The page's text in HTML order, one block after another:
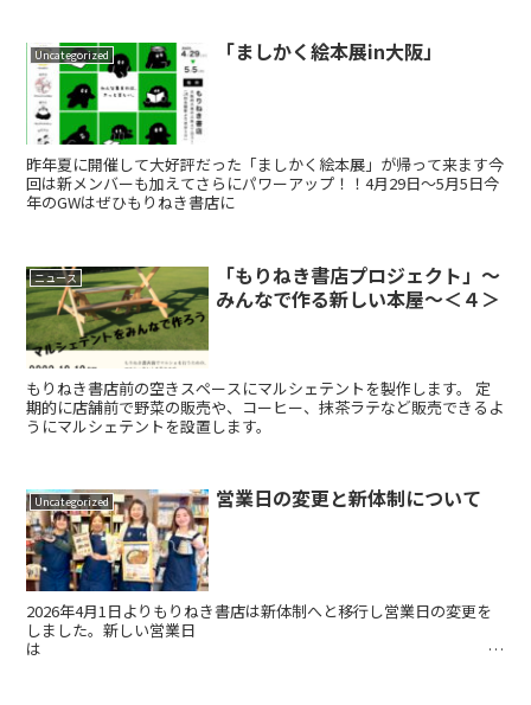
Uncategorized 「ましかく絵本展in大阪」
昨年夏に開催して大好評だった「ましかく絵本展」が帰って来ます今
回は新メンバーも加えてさらにパワーアップ！！4月29日～5月5日今
年のGWはぜひもりねき書店に
ニュース
「もりねき書店プロジェクト」～
みんなで作る新しい本屋～＜４＞
もりねき書店前の空きスペースにマルシェテントを製作します。 定
期的に店舗前で野菜の販売や、コーヒー、抹茶ラテなど販売できるよ
うにマルシェテントを設置します。
Uncategorized 営業日の変更と新体制について
2026年4月1日よりもりねき書店は新体制へと移行し営業日の変更を
しました。新しい営業日
は